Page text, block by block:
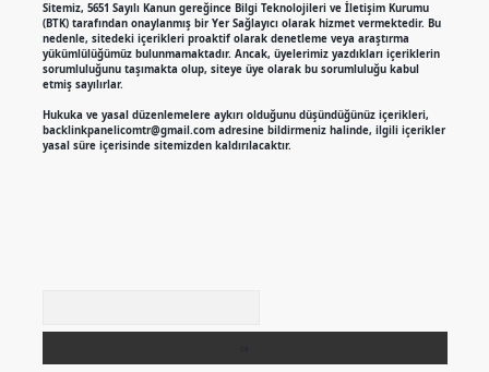
Sitemiz, 5651 Sayılı Kanun gereğince Bilgi Teknolojileri ve İletişim Kurumu
(BTK) tarafından onaylanmış bir Yer Sağlayıcı olarak hizmet vermektedir. Bu
nedenle, sitedeki içerikleri proaktif olarak denetleme veya araştırma
yükümlülüğümüz bulunmamaktadır. Ancak, üyelerimiz yazdıkları içeriklerin
sorumluluğunu taşımakta olup, siteye üye olarak bu sorumluluğu kabul
etmiş sayılırlar.
Hukuka ve yasal düzenlemelere aykırı olduğunu düşündüğünüz içerikleri,
backlinkpanelicomtr@gmail.comadresine bildirmeniz halinde, ilgili içerikler
yasal süre içerisinde sitemizden kaldırılacaktır.